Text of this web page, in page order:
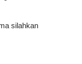
silahkan